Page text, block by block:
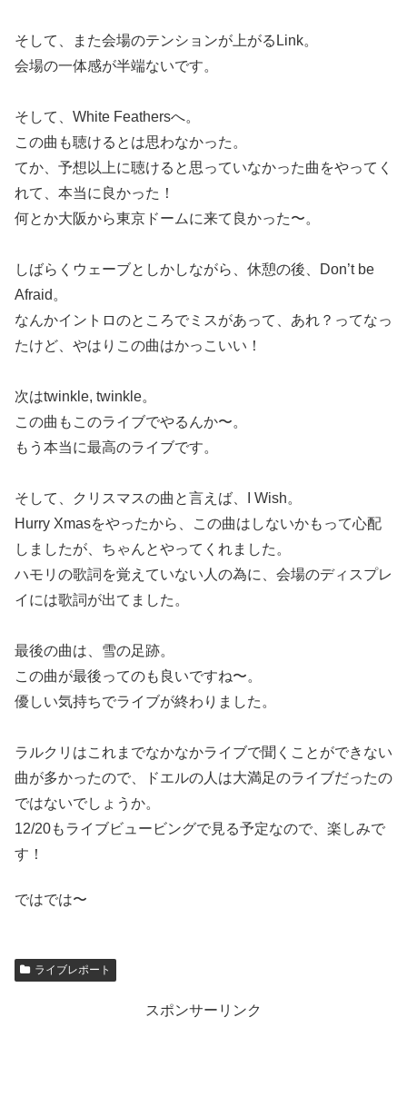
そして、また会場のテンションが上がるLink。
会場の一体感が半端ないです。
そして、White Feathersへ。
この曲も聴けるとは思わなかった。
てか、予想以上に聴けると思っていなかった曲をやってく
れて、本当に良かった！
何とか大阪から東京ドームに来て良かった〜。
しばらくウェーブとしかしながら、休憩の後、Don’t be
Afraid。
なんかイントロのところでミスがあって、あれ？ってなっ
たけど、やはりこの曲はかっこいい！
次はtwinkle, twinkle。
この曲もこのライブでやるんか〜。
もう本当に最高のライブです。
そして、クリスマスの曲と言えば、I Wish。
Hurry Xmasをやったから、この曲はしないかもって心配
しましたが、ちゃんとやってくれました。
ハモリの歌詞を覚えていない人の為に、会場のディスプレ
イには歌詞が出てました。
最後の曲は、雪の足跡。
この曲が最後ってのも良いですね〜。
優しい気持ちでライブが終わりました。
ラルクリはこれまでなかなかライブで聞くことができない
曲が多かったので、ドエルの人は大満足のライブだったの
ではないでしょうか。
12/20もライブビュービングで見る予定なので、楽しみで
す！
ではでは〜
ライブレポート
スポンサーリンク